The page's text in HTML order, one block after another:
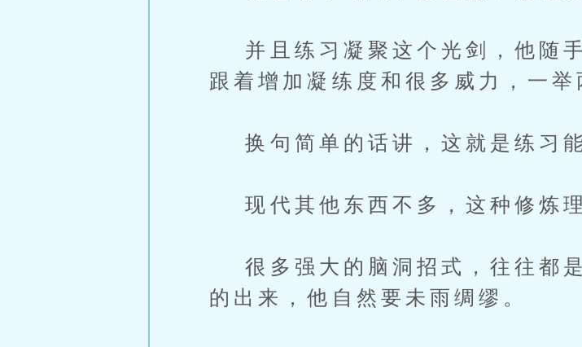
并且练习凝聚这个光剑，他随
跟着增加凝练度和很多威力，一举
换句简单的话讲，这就是练习能
现代其他东西不多，这种修炼理
很多强大的脑洞招式，往往都
的出来，他自然要未雨绸缪。